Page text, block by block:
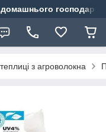
з агроволокна